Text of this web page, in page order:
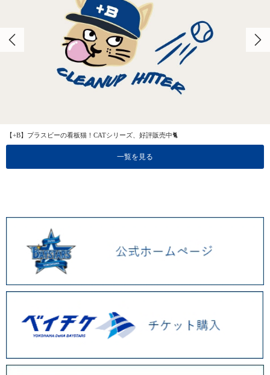
【+B】プラスビーの看板猫！CATシリーズ、好評販売中🐈
一覧を見る